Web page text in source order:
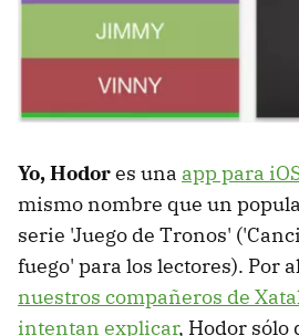
Yo, Hodores una app para
mismo nombre que un
serie 'Juego de Tronos'
fuego' para los lectores). Por
nuestros compañeros de
intentan explicar, Hodor sólo